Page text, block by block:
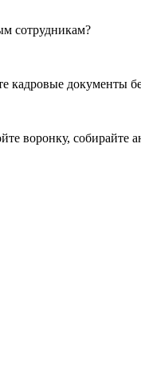
сотрудникам?
кадровые документы
воронку, собирайте